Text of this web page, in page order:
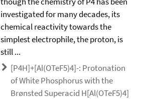
investigated for many decades, its
chemical reactivity towards the
simplest electrophile, the proton, is
still ...
[P4H]+[Al(OTeF5)4]-: Protonation
of White Phosphorus with the
Brønsted Superacid H[Al(OTeF5)4]